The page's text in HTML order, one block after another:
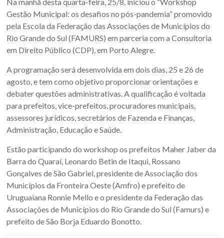
Sul.
Gestão Municipal: os desafios no pós-pandemia” promovido
pela Escola da Federação das Associações de Municípios do
Rio Grande do Sul (FAMURS) em parceria com a Consultoria
em Direito Público (CDP), em Porto Alegre.
A programação será desenvolvida em dois dias, 25 e 26 de
agosto, e tem como objetivo proporcionar orientações e
debater questões administrativas. A qualificação é voltada
para prefeitos, vice-prefeitos, procuradores municipais,
assessores jurídicos, secretários de Fazenda e Finanças,
Administração, Educação e Saúde.
Estão participando do workshop os prefeitos Maher Jaber da
Barra do Quaraí, Leonardo Betin de Itaqui, Rossano
Gonçalves de São Gabriel, presidente de Associação dos
Municípios da Fronteira Oeste (Amfro) e prefeito de
Uruguaiana Ronnie Mello e o presidente da Federação das
Associações de Municípios do Rio Grande do Sul (Famurs) e
prefeito de São Borja Eduardo Bonotto.